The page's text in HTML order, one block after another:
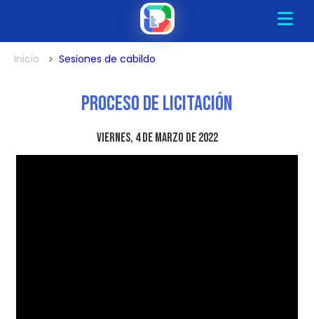
Inicio Sesiones de cabildo
Proceso de Licitación
viernes, 4 de marzo de 2022